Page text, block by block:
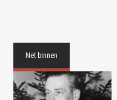
Net binnen